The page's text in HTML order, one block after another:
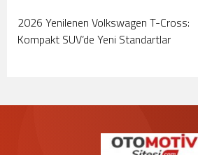
2026 Yenilenen Volkswagen T-Cross:
Kompakt SUV’de Yeni Standartlar